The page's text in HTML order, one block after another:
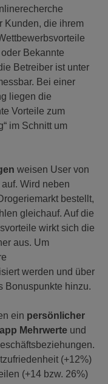
Kunden, die ihrem
Bekannte
Betreiber ist unter
Bei einer
liegen die
Vorteile zum
im Schnitt um
weisen User von
auf. Wird neben
bestellt,
gleichauf. Auf die
wirkt sich die
aus. Um
werden und über
Bonuspunkte hinzu.
ein persönlicher
Mehrwerte und
(+12%)
(+14 bzw. 26%)